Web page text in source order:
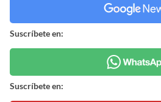
Suscríbete en:
Suscríbete en: